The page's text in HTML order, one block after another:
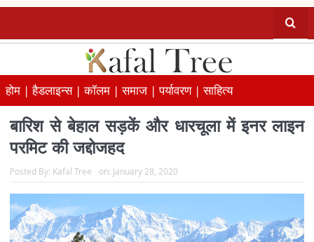
होम |हैडलाइन्स |कॉलम |समाज |पर्यावरण |साहित्य
बारिश से बेहाल सड़कें और धारचूला में इनर लाइन
परमिट की जद्दोजहद
Posted By: Kafal Tree on: January 28, 2020